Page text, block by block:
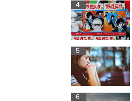
4
5
6